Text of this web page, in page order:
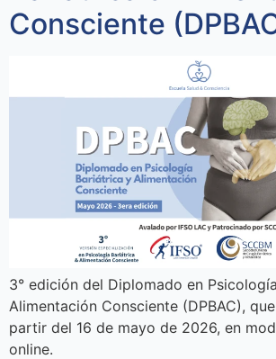
Consciente
3° edición del Diplomado en
Alimentación Consciente (DPBAC),
partir del 16 de mayo de 2026, en
online.